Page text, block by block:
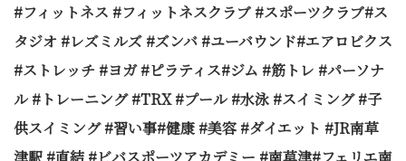
#フィットネス #フィットネスクラブ #スポーツクラブ#ス
タジオ #レズミルズ #ズンバ #ユーバウンド#エアロビクス
#ストレッチ #ヨガ #ピラティス#ジム #筋トレ #パーソナ
ル #トレーニング #TRX #プール #水泳 #スイミング #子
供スイミング #習い事#健康 #美容 #ダイエット #JR南草
津駅 #直結 #ビバスポーツアカデミー #南草津#フェリエ南